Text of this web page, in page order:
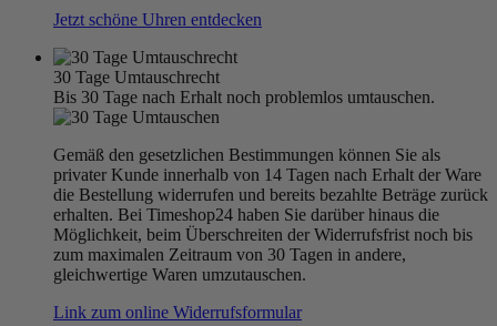
Jetzt schöne Uhren entdecken
30 Tage Umtauschrecht
Bis 30 Tage nach Erhalt noch problemlos umtauschen.
Gemäß den gesetzlichen Bestimmungen können Sie als
privater Kunde innerhalb von 14 Tagen nach Erhalt der Ware
die Bestellung widerrufen und bereits bezahlte Beträge zurück
erhalten. Bei Timeshop24 haben Sie darüber hinaus die
Möglichkeit, beim Überschreiten der Widerrufsfrist noch bis
zum maximalen Zeitraum von 30 Tagen in andere,
gleichwertige Waren umzutauschen.
Link zum online Widerrufsformular